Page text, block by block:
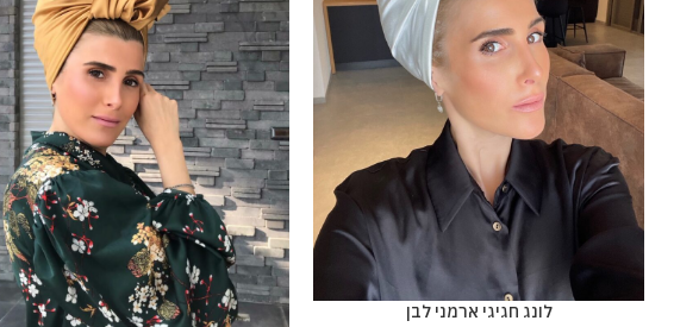
לונג חגיגי ארמני לבן